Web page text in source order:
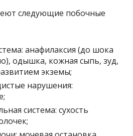
следующие побочные
анафилаксия (до шока
одышка, кожная сыпь, зуд,
экземы;
нарушения:
система: сухость